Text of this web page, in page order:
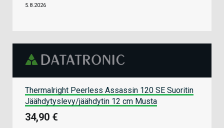
5.8.2026
Thermalright Peerless Assassin 120 SE Suoritin
Jäähdytyslevy/jäähdytin 12 cm Musta
34,90 €